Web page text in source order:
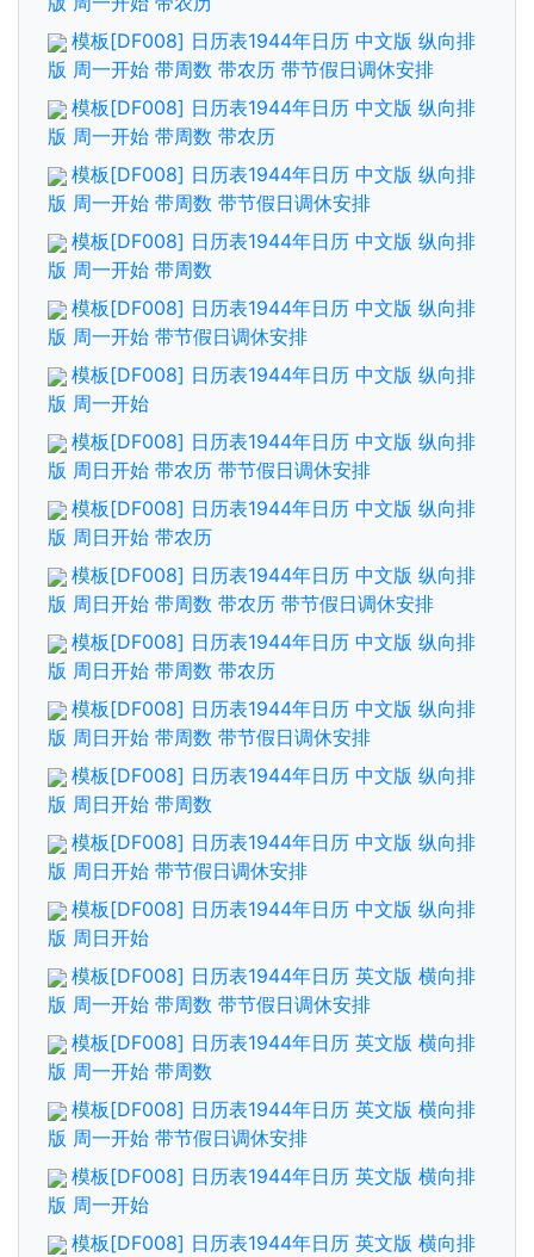
模板[DF008] 日历表1944年日历 中文版 纵向排
版 周一开始 带周数 带农历 带节假日调休安排
模板[DF008] 日历表1944年日历 中文版 纵向排
版 周一开始 带周数 带农历
模板[DF008] 日历表1944年日历 中文版 纵向排
版 周一开始 带周数 带节假日调休安排
模板[DF008] 日历表1944年日历 中文版 纵向排
版 周一开始 带周数
模板[DF008] 日历表1944年日历 中文版 纵向排
版 周一开始 带节假日调休安排
模板[DF008] 日历表1944年日历 中文版 纵向排
版 周一开始
模板[DF008] 日历表1944年日历 中文版 纵向排
版 周日开始 带农历 带节假日调休安排
模板[DF008] 日历表1944年日历 中文版 纵向排
版 周日开始 带农历
模板[DF008] 日历表1944年日历 中文版 纵向排
版 周日开始 带周数 带农历 带节假日调休安排
模板[DF008] 日历表1944年日历 中文版 纵向排
版 周日开始 带周数 带农历
模板[DF008] 日历表1944年日历 中文版 纵向排
版 周日开始 带周数 带节假日调休安排
模板[DF008] 日历表1944年日历 中文版 纵向排
版 周日开始 带周数
模板[DF008] 日历表1944年日历 中文版 纵向排
版 周日开始 带节假日调休安排
模板[DF008] 日历表1944年日历 中文版 纵向排
版 周日开始
模板[DF008] 日历表1944年日历 英文版 横向排
版 周一开始 带周数 带节假日调休安排
模板[DF008] 日历表1944年日历 英文版 横向排
版 周一开始 带周数
模板[DF008] 日历表1944年日历 英文版 横向排
版 周一开始 带节假日调休安排
模板[DF008] 日历表1944年日历 英文版 横向排
版 周一开始
模板[DF008] 日历表1944年日历 英文版 横向排